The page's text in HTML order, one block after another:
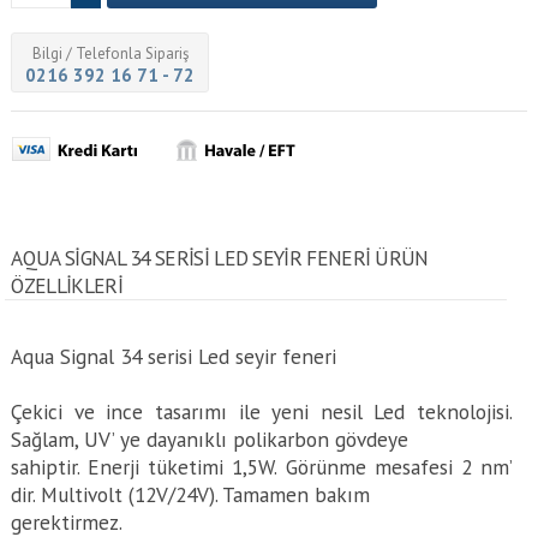
Bilgi / Telefonla Sipariş
0216 392 16 71 - 72
AQUA SIGNAL 34 SERISI LED SEYIR FENERI ÜRÜN
ÖZELLİKLERİ
Aqua Signal 34 serisi Led seyir feneri
Çekici ve ince tasarımı ile yeni nesil Led teknolojisi.
Sağlam, UV’ ye dayanıklı polikarbon gövdeye
sahiptir. Enerji tüketimi 1,5W. Görünme mesafesi 2 nm’
dir. Multivolt (12V/24V). Tamamen bakım
gerektirmez.